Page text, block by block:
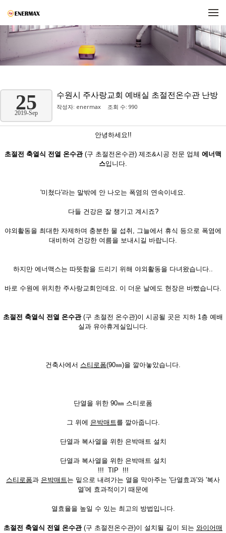
25
2019-Sep
수원시 주사랑교회 예배실 초절전온수관 난방
작성자: enermax 조회 수: 990
안녕하세요!!
초절전 축열식 전열 온수관 (구 초절전온수관) 제조&시공 전문 업체 에너맥
스입니다.
'미쳤다'라는 말밖에 안 나오는 폭염의 연속이네요.
다들 건강은 잘 챙기고 계시죠?
야외활동을 최대한 자제하며 충분한 물 섭취, 그늘에서 휴식 등으로 폭염에
대비하여 건강한 여름을 보내시길 바랍니다.
하지만 에너맥스는 따뜻함을 드리기 위해 야외활동을 다녀왔습니다..
바로 수원에 위치한 주사랑교회인데요. 이 더운 날에도 현장은 바빴습니다.
초절전 축열식 전열 온수관 (구 초절전 온수관)이 시공될 곳은 지하 1층 예배
실과 유아휴게실입니다.
건축사에서 스티로폼(90㎜)을 깔아놓았습니다.
단열을 위한 90㎜ 스티로폼
그 위에 은박매트를 깔아줍니다.
단열과 복사열을 위한 은박매트 설치
단열과 복사열을 위한 은박매트 설치
!!! TIP !!!
스티로폼과 은박매트는 밑으로 내려가는 열을 막아주는 '단열효과'와 '복사
열'에 효과적이기 때문에
열효율을 높일 수 있는 최고의 방법입니다.
초절전 축열식 전열 온수관 (구 초절전온수관)이 설치될 길이 되는 와이어매